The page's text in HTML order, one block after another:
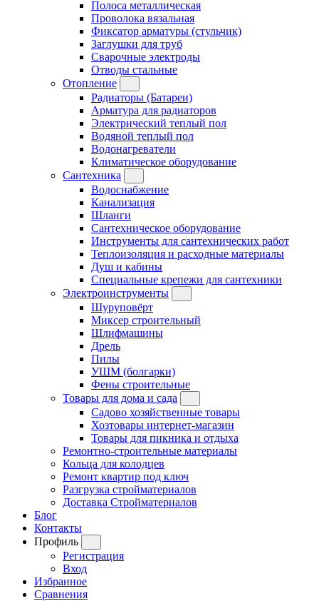
Полоса металлическая
Проволока вязальная
Фиксатор арматуры (стульчик)
Заглушки для труб
Сварочные электроды
Отводы стальные
Отопление
Радиаторы (Батареи)
Арматура для радиаторов
Электрический теплый пол
Водяной теплый пол
Водонагреватели
Климатическое оборудование
Сантехника
Водоснабжение
Канализация
Шланги
Сантехническое оборудование
Инструменты для сантехнических работ
Теплоизоляция и расходные материалы
Душ и кабины
Специальные крепежи для сантехники
Электроинструменты
Шуруповёрт
Миксер строительный
Шлифмашины
Дрель
Пилы
УШМ (болгарки)
Фены строительные
Товары для дома и сада
Садово хозяйственные товары
Хозтовары интернет-магазин
Товары для пикника и отдыха
Ремонтно-строительные материалы
Кольца для колодцев
Ремонт квартир под ключ
Разгрузка стройматериалов
Доставка Стройматериалов
Блог
Контакты
Профиль
Регистрация
Вход
Избранное
Сравнения